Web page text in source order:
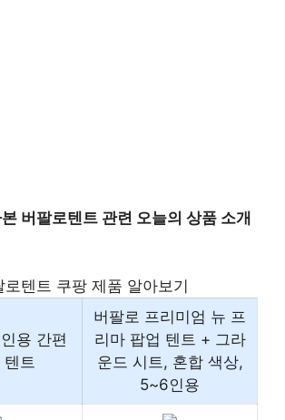
버팔로텐트 관련 오늘의 상품 소개
로텐트 쿠팡 제품 알아보기
용 간편
텐트
버팔로 프리미엄 뉴 프
리마 팝업 텐트 + 그라
운드 시트, 혼합 색상,
5~6인용